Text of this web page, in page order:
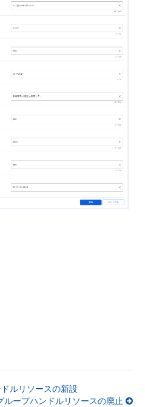
ルリソースの新設
ループハンドルリソースの廃止